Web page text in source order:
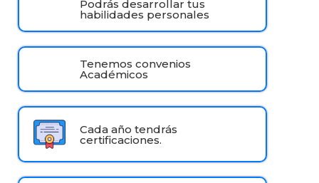
Podrás desarrollar tus
habilidades personales
Tenemos convenios
Académicos
Cada año tendrás
certificaciones.